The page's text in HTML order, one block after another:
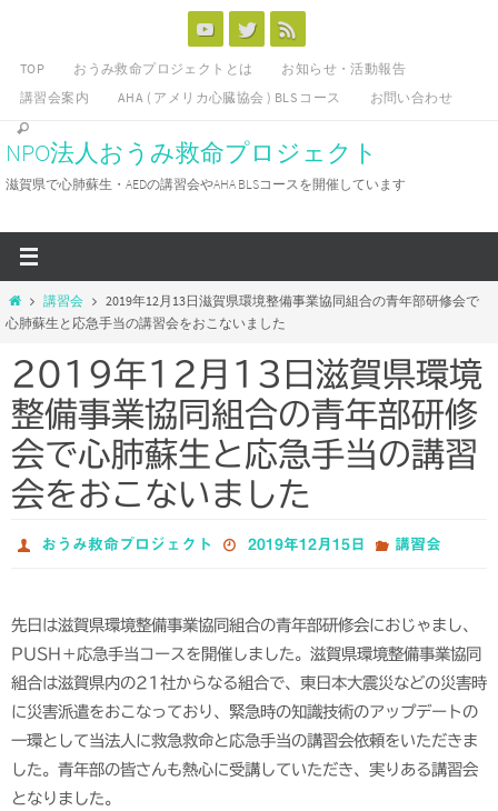
へ
ス
プ
TOP おうみ救命プロジェクトとは
お知らせ・活動報告
講習会案内
AHA ( アメリカ心臓協会 ) BLS コース お問い合わせ
NPO法人おうみ救命プロジェクト
滋賀県で心肺蘇生・AEDの講習会やAHA BLSコースを開催しています
ホ
ー
講習会
2019年12月13日滋賀県環境整備事業協同組合の青年部研修会で
心肺蘇生と応急手当の講習会をおこないました
2019年12月13日滋賀県環境
整備事業協同組合の青年部研修
会で心肺蘇生と応急手当の講習
会をおこないました
おうみ救命プロジェクト 2019年12月15日 講習会
先日は滋賀県環境整備事業協同組合の青年部研修会におじゃまし、
PUSH＋応急手当コースを開催しました。滋賀県環境整備事業協同
組合は滋賀県内の21社からなる組合で、東日本大震災などの災害時
に災害派遣をおこなっており、緊急時の知識技術のアップデートの
一環として当法人に救急救命と応急手当の講習会依頼をいただきま
した。青年部の皆さんも熱心に受講していただき、実りある講習会
となりました。